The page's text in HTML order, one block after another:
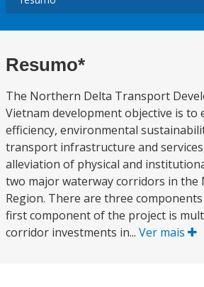
Resumo*
The Northern Delta Transport
Vietnam development objective is to
efficiency, environmental
transport infrastructure and
alleviation of physical and
two major waterway corridors in the
Region. There are three
first component of the project is
corridor investments in... Ver mais